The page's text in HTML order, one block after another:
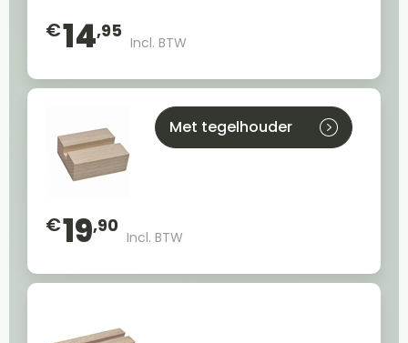
€14,95
Incl. BTW
Met tegelhouder
€19,90
Incl. BTW